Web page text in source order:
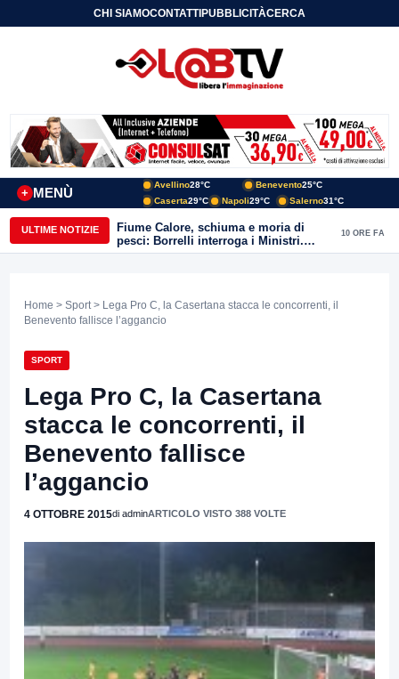
CHI SIAMOCONTATTIPUBBLICITÀCERCA
MENÙ
+
Avellino28°C Benevento25°C
Caserta29°C Napoli29°C Salerno31°C
ULTIME NOTIZIE
Fiume Calore, schiuma e moria di
pesci: Borrelli interroga i Ministri.
“Benevento paga l’assenza del
10 ORE FA
Home > Sport > Lega Pro C, la Casertana stacca le concorrenti, il
Benevento fallisce l’aggancio
SPORT
Lega Pro C, la Casertana
stacca le concorrenti, il
Benevento fallisce
l’aggancio
4 OTTOBRE 2015di adminARTICOLO VISTO 388 VOLTE